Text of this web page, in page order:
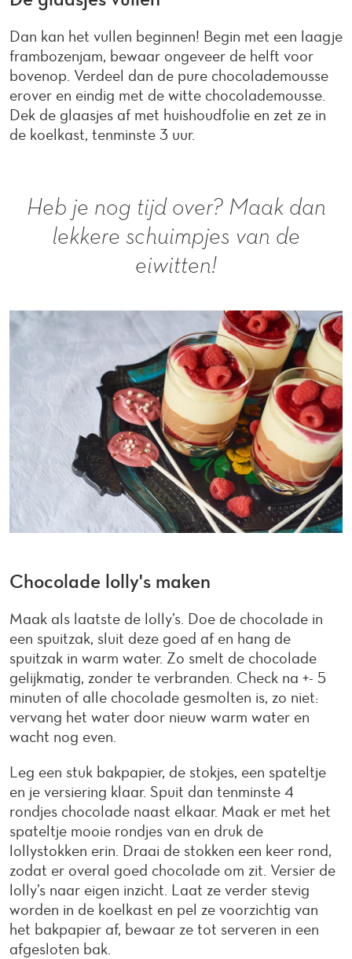
Dan kan het vullen beginnen! Begin met een laagje
frambozenjam, bewaar ongeveer de helft voor
bovenop. Verdeel dan de pure chocolademousse
erover en eindig met de witte chocolademousse.
Dek de glaasjes af met huishoudfolie en zet ze in
de koelkast, tenminste 3 uur.
Heb je nog tijd over? Maak dan
lekkere schuimpjes van de
eiwitten!
Chocolade lolly's maken
Maak als laatste de lolly’s. Doe de chocolade in
een spuitzak, sluit deze goed af en hang de
spuitzak in warm water. Zo smelt de chocolade
gelijkmatig, zonder te verbranden. Check na +- 5
minuten of alle chocolade gesmolten is, zo niet:
vervang het water door nieuw warm water en
wacht nog even.
Leg een stuk bakpapier, de stokjes, een spateltje
en je versiering klaar. Spuit dan tenminste 4
rondjes chocolade naast elkaar. Maak er met het
spateltje mooie rondjes van en druk de
lollystokken erin. Draai de stokken een keer rond,
zodat er overal goed chocolade om zit. Versier de
lolly’s naar eigen inzicht. Laat ze verder stevig
worden in de koelkast en pel ze voorzichtig van
het bakpapier af, bewaar ze tot serveren in een
afgesloten bak.